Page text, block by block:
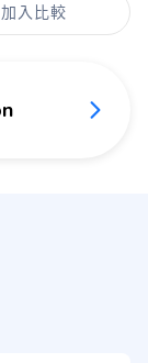
加入比較